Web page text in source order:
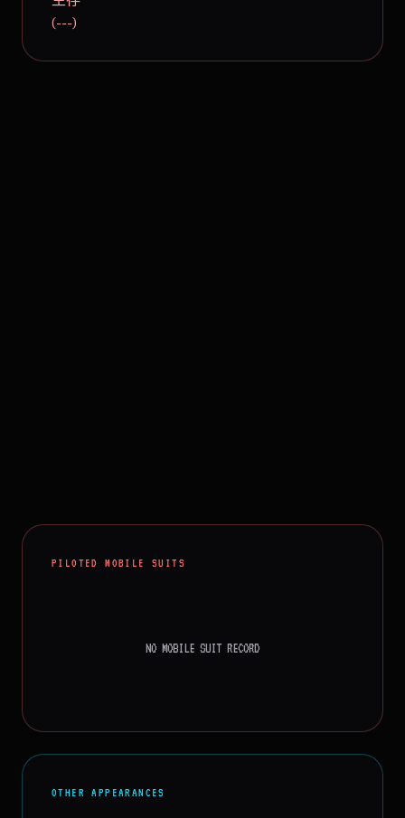
(---)
PILOTED MOBILE SUITS
NO MOBILE SUIT RECORD
OTHER APPEARANCES